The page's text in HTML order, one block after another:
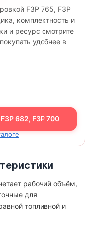
F3P 765, F3P
комплектность и
и ресурс смотрите
удобнее в
682, F3P 700
рабочий объём,
для
топливной и